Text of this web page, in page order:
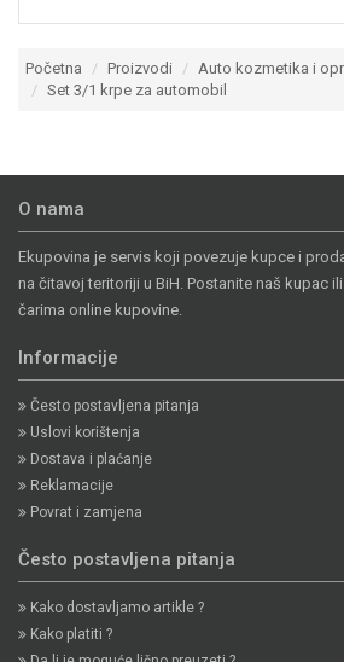
Početna Proizvodi Auto kozmetika i
Set 3/1 krpe za automobil
O nama
Ekupovina je servis koji povezuje kupce i
na čitavoj teritoriji u BiH. Postanite naš kupac
čarima online kupovine.
Informacije
Često postavljena pitanja
Uslovi korištenja
Dostava i plaćanje
Reklamacije
Povrat i zamjena
Često postavljena pitanja
Kako dostavljamo artikle ?
Kako platiti ?